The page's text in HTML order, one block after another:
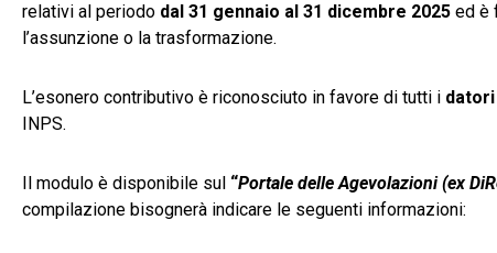
relativi al periodo dal 31 gennaio al 31 dicembre 2025 ed è
l’assunzione o la trasformazione.
L’esonero contributivo è riconosciuto in favore di tutti i
INPS.
Il modulo è disponibile sul “Portale delle Agevolazioni (ex
compilazione bisognerà indicare le seguenti informazioni: